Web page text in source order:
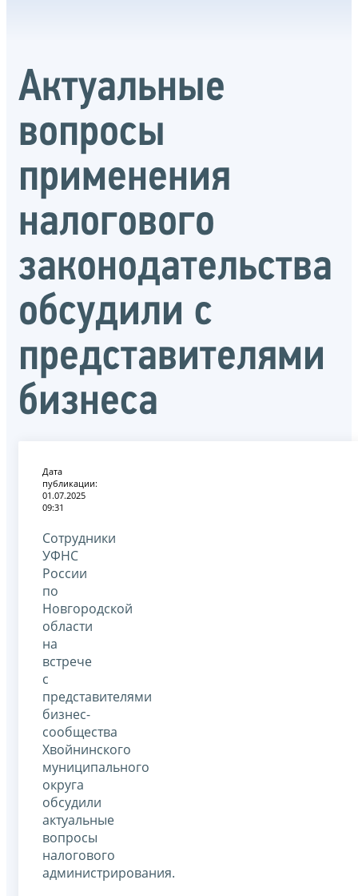
Актуальные
вопросы
применения
налогового
законодательства
обсудили с
представителями
бизнеса
Дата
публикации:
01.07.2025
09:31
Сотрудники
УФНС
России
по
Новгородской
области
на
встрече
с
представителями
бизнес-
сообщества
Хвойнинского
муниципального
округа
обсудили
актуальные
вопросы
налогового
администрирования.